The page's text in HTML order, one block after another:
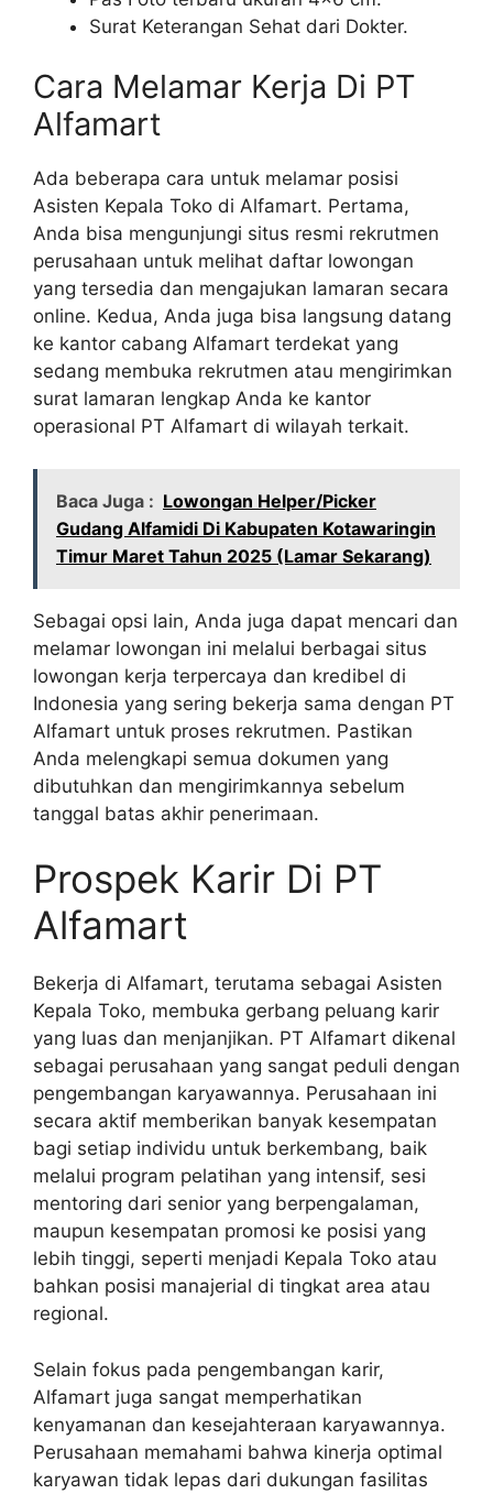
Surat Keterangan Sehat dari Dokter.
Cara Melamar Kerja Di PT
Alfamart
Ada beberapa cara untuk melamar posisi
Asisten Kepala Toko di Alfamart. Pertama,
Anda bisa mengunjungi situs resmi rekrutmen
perusahaan untuk melihat daftar lowongan
yang tersedia dan mengajukan lamaran secara
online. Kedua, Anda juga bisa langsung datang
ke kantor cabang Alfamart terdekat yang
sedang membuka rekrutmen atau mengirimkan
surat lamaran lengkap Anda ke kantor
operasional PT Alfamart di wilayah terkait.
Baca Juga : Lowongan Helper/Picker
Gudang Alfamidi Di Kabupaten Kotawaringin
Timur Maret Tahun 2025 (Lamar Sekarang)
Sebagai opsi lain, Anda juga dapat mencari dan
melamar lowongan ini melalui berbagai situs
lowongan kerja terpercaya dan kredibel di
Indonesia yang sering bekerja sama dengan PT
Alfamart untuk proses rekrutmen. Pastikan
Anda melengkapi semua dokumen yang
dibutuhkan dan mengirimkannya sebelum
tanggal batas akhir penerimaan.
Prospek Karir Di PT
Alfamart
Bekerja di Alfamart, terutama sebagai Asisten
Kepala Toko, membuka gerbang peluang karir
yang luas dan menjanjikan. PT Alfamart dikenal
sebagai perusahaan yang sangat peduli dengan
pengembangan karyawannya. Perusahaan ini
secara aktif memberikan banyak kesempatan
bagi setiap individu untuk berkembang, baik
melalui program pelatihan yang intensif, sesi
mentoring dari senior yang berpengalaman,
maupun kesempatan promosi ke posisi yang
lebih tinggi, seperti menjadi Kepala Toko atau
bahkan posisi manajerial di tingkat area atau
regional.
Selain fokus pada pengembangan karir,
Alfamart juga sangat memperhatikan
kenyamanan dan kesejahteraan karyawannya.
Perusahaan memahami bahwa kinerja optimal
karyawan tidak lepas dari dukungan fasilitas